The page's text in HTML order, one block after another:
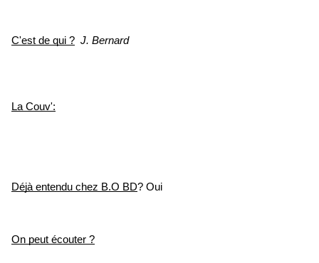
C'est de qui ? J. Bernard
La Couv':
Déjà entendu chez B.O BD? Oui
On peut écouter ?